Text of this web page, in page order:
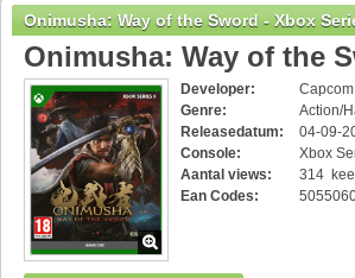
Onimusha: Way of the Sword - Xbox
Onimusha: Way of the
Developer:
Capcom
Genre:
Action/
Releasedatum:
04-09-
Console:
Xbox
Aantal views:
314
Ean Codes: